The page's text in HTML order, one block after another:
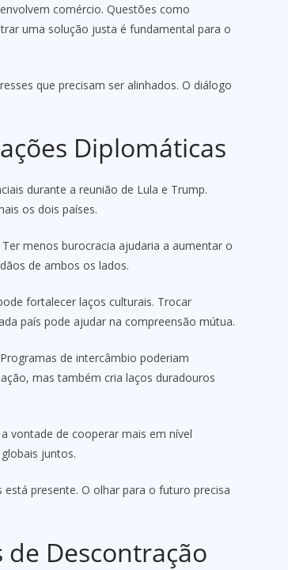
comércio. Questões como
uma solução justa é fundamental para o
que precisam ser alinhados. O diálogo
Diplomáticas
durante a reunião de Lula e Trump.
os dois países.
menos burocracia ajudaria a aumentar o
de ambos os lados.
fortalecer laços culturais. Trocar
país pode ajudar na compreensão mútua.
de intercâmbio poderiam
mas também cria laços duradouros
vontade de cooperar mais em nível
juntos.
presente. O olhar para o futuro precisa
Descontração